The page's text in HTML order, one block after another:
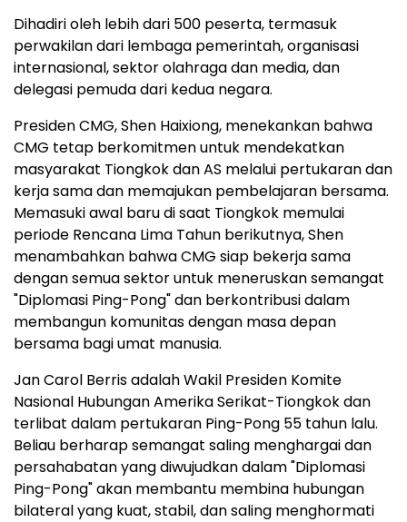
Dihadiri oleh lebih dari 500 peserta, termasuk
perwakilan dari lembaga pemerintah, organisasi
internasional, sektor olahraga dan media, dan
delegasi pemuda dari kedua negara.
Presiden CMG, Shen Haixiong, menekankan bahwa
CMG tetap berkomitmen untuk mendekatkan
masyarakat Tiongkok dan AS melalui pertukaran dan
kerja sama dan memajukan pembelajaran bersama.
Memasuki awal baru di saat Tiongkok memulai
periode Rencana Lima Tahun berikutnya, Shen
menambahkan bahwa CMG siap bekerja sama
dengan semua sektor untuk meneruskan semangat
"Diplomasi Ping-Pong" dan berkontribusi dalam
membangun komunitas dengan masa depan
bersama bagi umat manusia.
Jan Carol Berris adalah Wakil Presiden Komite
Nasional Hubungan Amerika Serikat-Tiongkok dan
terlibat dalam pertukaran Ping-Pong 55 tahun lalu.
Beliau berharap semangat saling menghargai dan
persahabatan yang diwujudkan dalam "Diplomasi
Ping-Pong" akan membantu membina hubungan
bilateral yang kuat, stabil, dan saling menghormati